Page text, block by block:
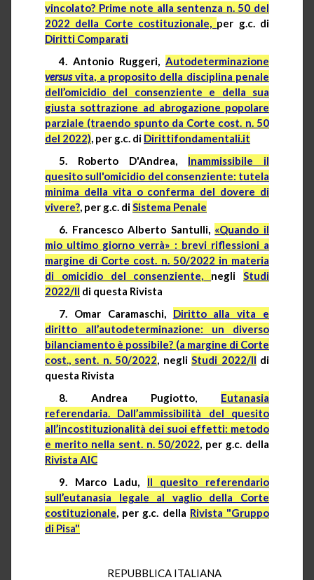
vincolato? Prime note alla sentenza n. 50 del
2022 della Corte costituzionale, per g.c. di
Diritti Comparati
4. Antonio Ruggeri, Autodeterminazione
versusvita, a proposito della disciplina penale
dell’omicidio del consenziente e della sua
giusta sottrazione ad abrogazione popolare
parziale (traendo spunto da Corte cost. n. 50
del 2022), per g.c. di Dirittifondamentali.it
5. Roberto D'Andrea, Inammissibile il
quesito sull'omicidio del consenziente: tutela
minima della vita o conferma del dovere di
vivere?, per g.c. diSistema Penale
6. Francesco Alberto Santulli, «Quando il
mio ultimo giorno verrà» : brevi riflessioni a
margine di Corte cost. n. 50/2022 in materia
di omicidio del consenziente,
negliStudi
2022/II di questa Rivista
7. Omar Caramaschi, Diritto alla vita e
diritto all’autodeterminazione: un diverso
bilanciamento è possibile? (a margine di Corte
cost., sent. n. 50/2022, negliStudi 2022/II di
questa Rivista
8. Andrea Pugiotto, Eutanasia
referendaria. Dall’ammissibilità del quesito
all’incostituzionalità dei suoi effetti: metodo
e merito nella sent. n. 50/2022, per g.c. della
Rivista AIC
9. Marco Ladu, Il quesito referendario
sull’eutanasia legale al vaglio della Corte
costituzionale, per g.c. della Rivista "Gruppo
di Pisa"
REPUBBLICA ITALIANA